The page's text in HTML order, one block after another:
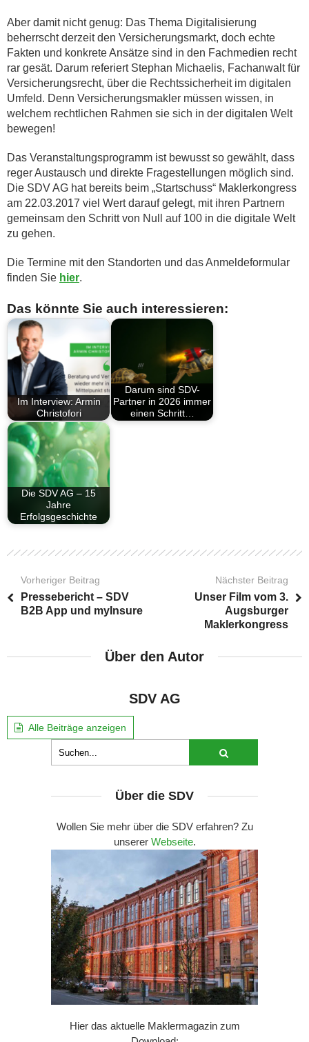
Aber damit nicht genug: Das Thema Digitalisierung
beherrscht derzeit den Versicherungsmarkt, doch echte
Fakten und konkrete Ansätze sind in den Fachmedien recht
rar gesät. Darum referiert Stephan Michaelis, Fachanwalt für
Versicherungsrecht, über die Rechtssicherheit im digitalen
Umfeld. Denn Versicherungsmakler müssen wissen, in
welchem rechtlichen Rahmen sie sich in der digitalen Welt
bewegen!
Das Veranstaltungsprogramm ist bewusst so gewählt, dass
reger Austausch und direkte Fragestellungen möglich sind.
Die SDV AG hat bereits beim „Startschuss“ Maklerkongress
am 22.03.2017 viel Wert darauf gelegt, mit ihren Partnern
gemeinsam den Schritt von Null auf 100 in die digitale Welt
zu gehen.
Die Termine mit den Standorten und das Anmeldeformular
finden Sie hier.
Das könnte Sie auch interessieren:
Im Interview: Armin
Christofori
Darum sind SDV-
Partner in 2026 immer
einen Schritt…
Die SDV AG – 15
Jahre
Erfolgsgeschichte
Vorheriger Beitrag
Pressebericht – SDV
B2B App und myInsure
Nächster Beitrag
Unser Film vom 3.
Augsburger
Maklerkongress
Über den Autor
SDV AG
Alle Beiträge anzeigen
Über die SDV
Wollen Sie mehr über die SDV erfahren? Zu
unserer Webseite.
Hier das aktuelle Maklermagazin zum